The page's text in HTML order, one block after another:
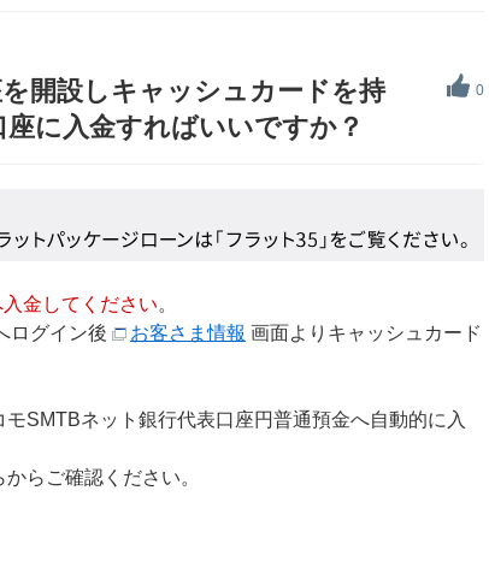
0
開設しキャッシュカードを持
に入金すればいいですか？
金してください。
ログイン後
お客さま情報 画面よりキャッシュカード
SMTBネット銀行代表口座円普通預金へ自動的に入
らご確認ください。